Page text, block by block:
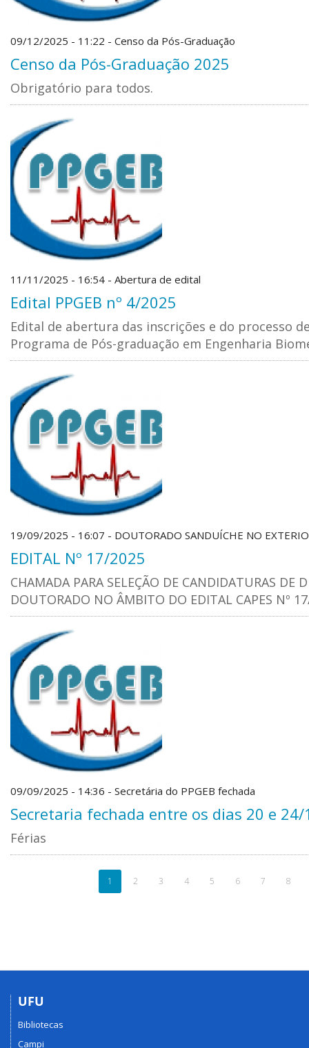
09/12/2025 - 11:22 - Censo da Pós-Graduação
Censo da Pós-Graduação 2025
Obrigatório para todos.
11/11/2025 - 16:54 - Abertura de edital
Edital PPGEB nº 4/2025
Edital de abertura das inscrições e do processo
Programa de Pós-graduação em Engenharia
19/09/2025 - 16:07 - DOUTORADO SANDUÍCHE NO
EDITAL Nº 17/2025
CHAMADA PARA SELEÇÃO DE CANDIDATURAS DE
DOUTORADO NO ÂMBITO DO EDITAL CAPES Nº
09/09/2025 - 14:36 - Secretária do PPGEB fechada
Secretaria fechada entre os dias 20 e
Férias
1 2 3 4 5 6 7 8
UFU
Bibliotecas
Campi